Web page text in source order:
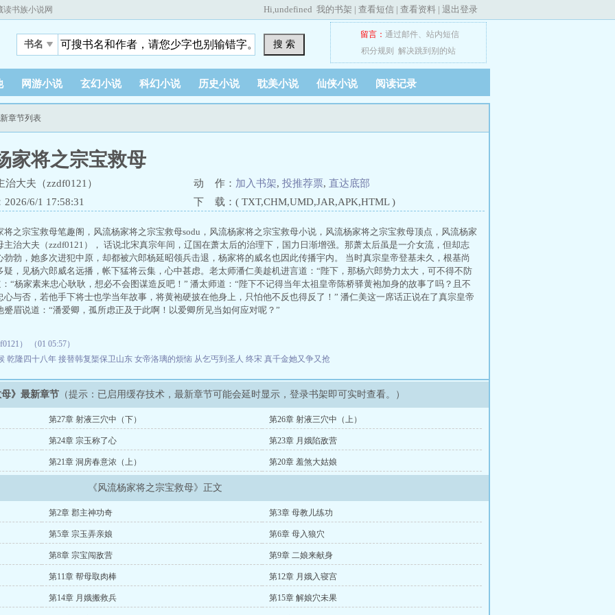
读书族小说网 Hi,undefined 我的书架 | 查看短信 | 查看资料 | 退出登录
书名 搜 索
留言： 通过邮件、 站内短信
积分规则
解决跳到别的站
网游小说 玄幻小说 科幻小说 历史小说 耽美小说 仙侠小说 阅读记录
章节列表
家将之宗宝救母
大夫（zzdf0121） 动 作： 加入书架, 投推荐票, 直达底部
6/1 17:58:31
下 载：( TXT,CHM,UMD,JAR,APK,HTML )
将之宗宝救母笔趣阁，风流杨家将之宗宝救母sodu，风流杨家将之宗宝救母小说，风流杨家将之宗宝救母顶点，风流杨家
主治大夫（zzdf0121）， 话说北宋真宗年间，辽国在萧太后的治理下，国力日渐增强。那萧太后虽是一介女流，但却志
勃勃，她多次进犯中原，却都被六郎杨延昭领兵击退，杨家将的威名也因此传播宇内。 当时真宗皇帝登基未久，根基尚
疑，见杨六郎威名远播，帐下猛将云集，心中甚虑。老太师潘仁美趁机进言道：“陛下，那杨六郎势力太大，可不得不防
“杨家素来忠心耿耿，想必不会图谋造反吧！” 潘太师道：“陛下不记得当年太祖皇帝陈桥驿黄袍加身的故事了吗？且不
心与否，若他手下将士也学当年故事，将黄袍硬披在他身上，只怕他不反也得反了！” 潘仁美这一席话正说在了真宗皇帝
蹙眉说道：“潘爱卿，孤所虑正及于此啊！以爱卿所见当如何应对呢？”
） （01 05:57）
乾隆四十八年 接替韩复榘保卫山东 女帝洛璃的烦恼 从乞丐到圣人 终宋 真千金她又争又抢
》最新章节 （提示：已启用缓存技术，最新章节可能会延时显示，登录书架即可实时查看。）
第27章 射液三穴中（下） 第26章 射液三穴中（上）
第24章 宗玉称了心 第23章 月娥陷敌营
第21章 洞房春意浓（上） 第20章 羞煞大姑娘
《风流杨家将之宗宝救母》正文
第2章 郡主神功奇 第3章 母教儿练功
第5章 宗玉弄亲娘 第6章 母入狼穴
第8章 宗宝闯敌营 第9章 二娘来献身
第11章 帮母取肉棒 第12章 月娥入寝宫
第14章 月娥搬救兵 第15章 解娘穴未果